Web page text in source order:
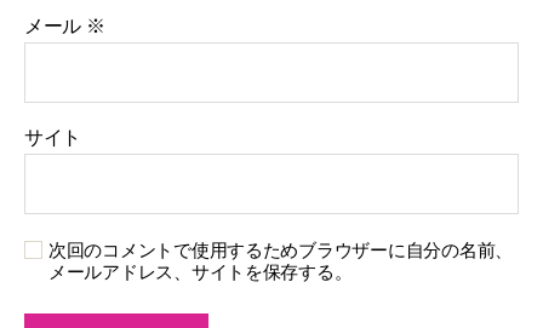
メール ※
サイト
次回のコメントで使用するためブラウザーに自分の名前、
メールアドレス、サイトを保存する。